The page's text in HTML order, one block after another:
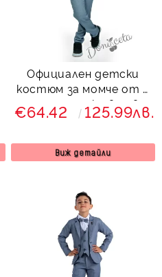
Официален детски
костюм за момче от 5
части със сако в сиво-
синьо 3456619 Сивина
€64.42 125.99лв.
Виж детайли